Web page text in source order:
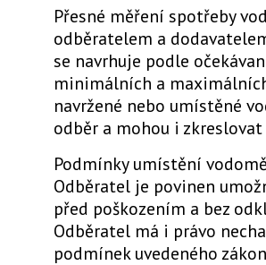
Přesné měření spotřeby
odběratelem a
se navrhuje podle
minimálních a
navržené nebo umístěné
odběr a mohou i
Podmínky umístění
Odběratel je povinen
před poškozením a bez
Odběratel má i právo
podmínek uvedeného